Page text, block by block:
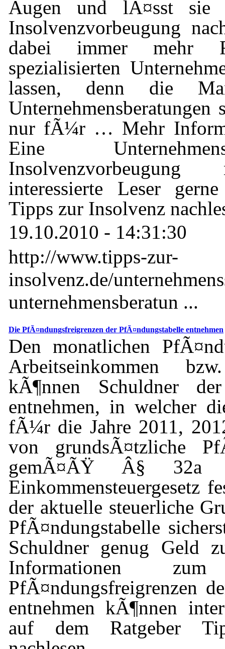
Augen und lÃ¤sst sie
Insolvenzvorbeugung
dabei immer mehr
spezialisierten
lassen, denn die
Unternehmensberatungen
nur fÃ¼r … Mehr
Eine
interessierte Leser
Tipps zur Insolvenz
19.10.2010 - 14:31:30
http://www.tipps-zur-
insolvenz.de/
unternehmensberatun ...
Die PfÃ¤ndungsfreigrenzen der PfÃ¤ndungstabelle entnehmen
Den monatlichen
Arbeitseinkommen
kÃ¶nnen Schuldner
entnehmen, in welcher
fÃ¼r die Jahre 2011,
von grundsÃ¤tzliche
gemÃ¤ÃŸ Â§
Einkommensteuergesetz
der aktuelle steuerliche
PfÃ¤ndungstabelle
Schuldner genug Geld
Informationen
PfÃ¤ndungsfreigrenzen
entnehmen kÃ¶nnen
auf dem Ratgeber